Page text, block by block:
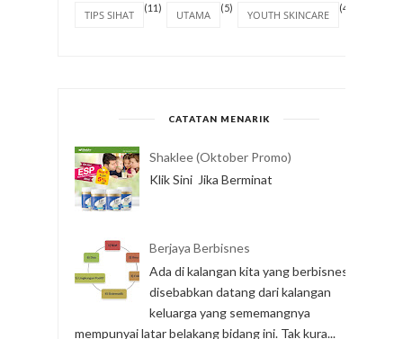
TIPS SIHAT
(11)
UTAMA
(5)
YOUTH SKINCARE
(4)
CATATAN MENARIK
Shaklee (Oktober Promo)
Klik Sini Jika Berminat
Berjaya Berbisnes
Ada di kalangan kita yang berbisnes
disebabkan datang dari kalangan
keluarga yang sememangnya
mempunyai latar belakang bidang ini. Tak kura...